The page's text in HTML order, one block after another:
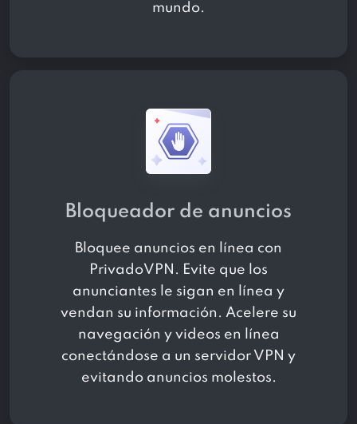
mundo.
Bloqueador de anuncios
Bloquee anuncios en línea con
PrivadoVPN. Evite que los
anunciantes le sigan en línea y
vendan su información. Acelere su
navegación y videos en línea
conectándose a un servidor VPN y
evitando anuncios molestos.